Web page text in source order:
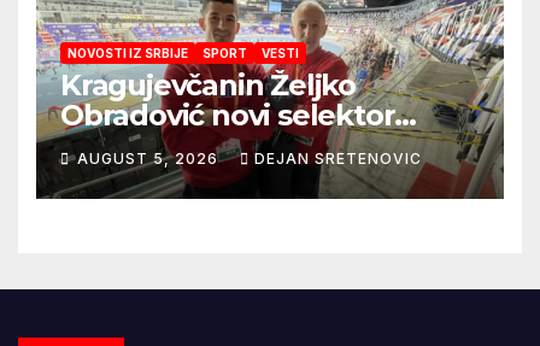
NOVOSTI IZ SRBIJE SPORT VESTI
Kragujevčanin Željko
Obradović novi selektor
Atletske reprezentacije Srbije
AUGUST 5, 2026 DEJAN SRETENOVIC